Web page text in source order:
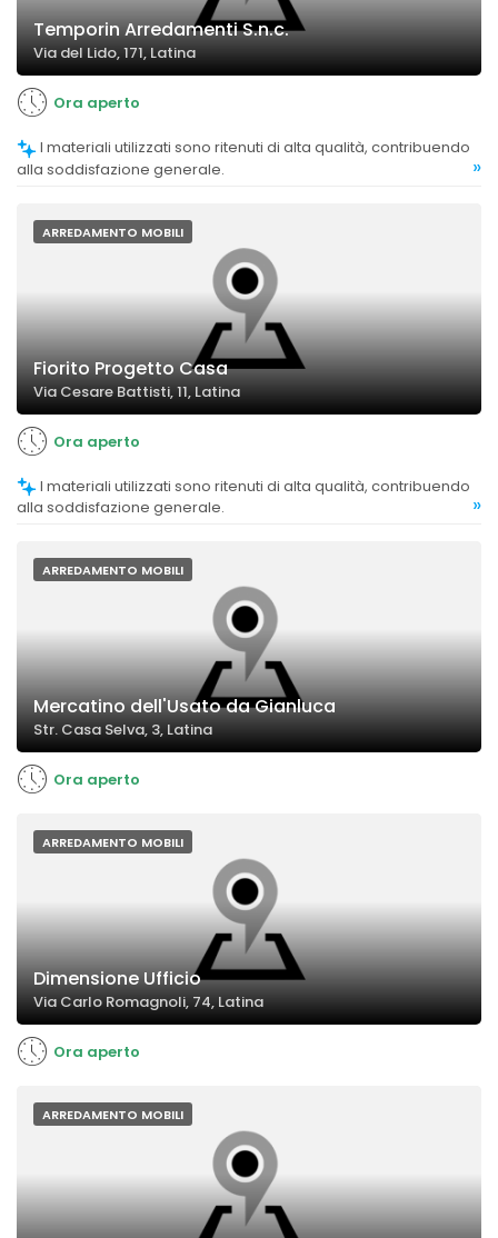
Temporin Arredamenti S.n.c.
Via del Lido, 171, Latina
Ora aperto
alla soddisfazione generale.
»
ARREDAMENTO MOBILI
Fiorito Progetto Casa
Via Cesare Battisti, 11, Latina
Ora aperto
alla soddisfazione generale.
»
ARREDAMENTO MOBILI
Mercatino dell'Usato da Gianluca
Str. Casa Selva, 3, Latina
Ora aperto
ARREDAMENTO MOBILI
Dimensione Ufficio
Via Carlo Romagnoli, 74, Latina
Ora aperto
ARREDAMENTO MOBILI